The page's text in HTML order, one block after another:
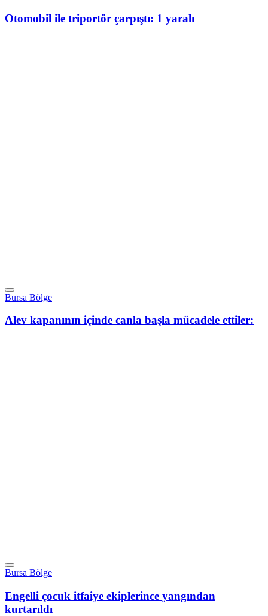
Otomobil ile triportör çarpıştı: 1 yaralı
Bursa Bölge
Alev kapanının içinde canla başla mücadele ettiler:
Bursa Bölge
Engelli çocuk itfaiye ekiplerince yangından
kurtarıldı